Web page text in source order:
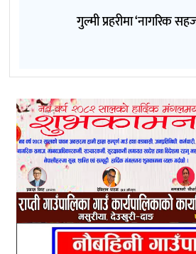
गुल्मी प्रहरीमा ‘नागरिक